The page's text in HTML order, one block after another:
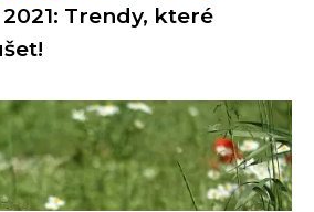
Trendy, které